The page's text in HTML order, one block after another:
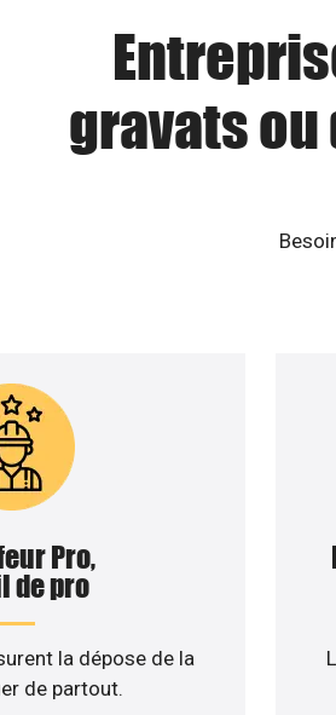
gravats
Pro,
de pro
la dépose de la
de partout.